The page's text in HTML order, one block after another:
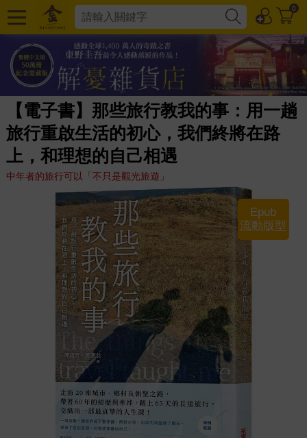
0
【電子書】那些旅行教我的事：用一趟
旅行重啟生活的初心，我們終將在路
上，和理想的自己相遇
中年者的旅行可以「不只是觀光旅遊」
Epub
流動版型